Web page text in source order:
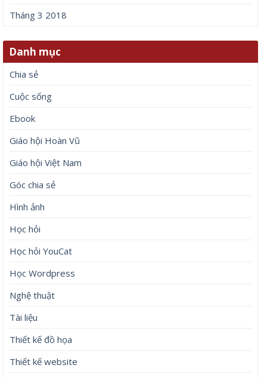
Tháng 3 2018
Danh mục
Chia sẻ
Cuộc sống
Ebook
Giáo hội Hoàn Vũ
Giáo hội Việt Nam
Góc chia sẻ
Hình ảnh
Học hỏi
Học hỏi YouCat
Học Wordpress
Nghệ thuật
Tài liệu
Thiết kế đồ họa
Thiết kế website